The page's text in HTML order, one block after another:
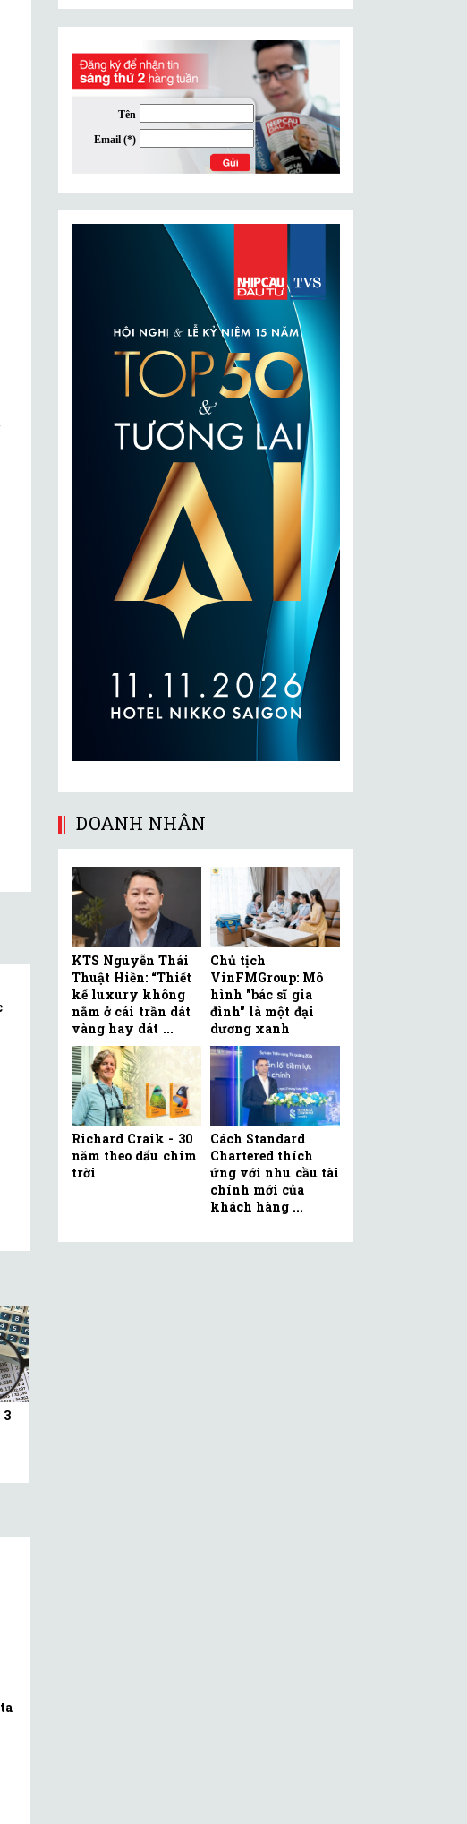
DOANH NHÂN
KTS Nguyễn Thái
Thuật Hiền: “Thiết
kế luxury không
nằm ở cái trần dát
vàng hay dát ...
Chủ tịch
VinFMGroup: Mô
hình "bác sĩ gia
đình" là một đại
dương xanh
Richard Craik - 30
năm theo dấu chim
trời
Cách Standard
Chartered thích
ứng với nhu cầu tài
chính mới của
khách hàng ...